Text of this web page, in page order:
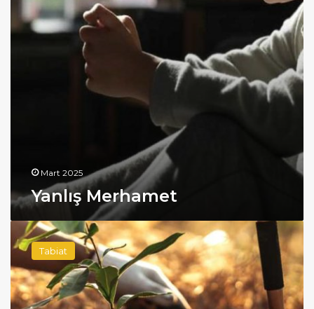
Mart 2025
Yanlış Merhamet
Fidan
Nasıl
Ağaç
Olur?
Tabiat